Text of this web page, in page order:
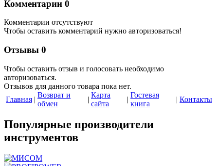
Комментарии 0
Комментарии отсутствуют
Чтобы оставить комментарий нужно авторизоваться!
Отзывы 0
Чтобы оcтавить отзыв и голосовать необходимо
авторизоваться.
Отзывов для данного товара пока нет.
Главная |
Возврат и
обмен
|
Карта
сайта
|
Гостевая
книга
| Контакты
Популярные производители
инструментов